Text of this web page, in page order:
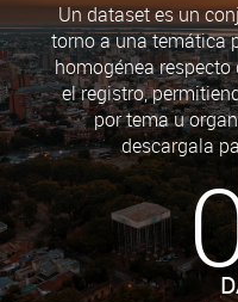
Un dataset es un
torno a una temática
homogénea
el registro,
por tema u
descargala